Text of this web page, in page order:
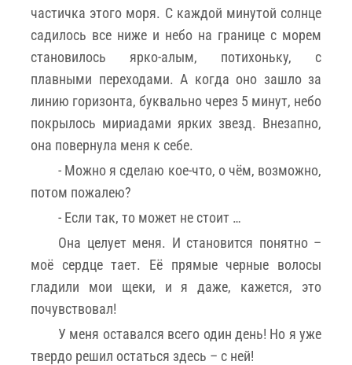
частичка этого моря. С каждой минутой солнце
садилось все ниже и небо на границе с морем
становилось ярко-алым, потихоньку, с
плавными переходами. А когда оно зашло за
линию горизонта, буквально через 5 минут, небо
покрылось мириадами ярких звезд. Внезапно,
она повернула меня к себе.
- Можно я сделаю кое-что, о чём, возможно,
потом пожалею?
- Если так, то может не стоит …
Она целует меня. И становится понятно –
моё сердце тает. Её прямые черные волосы
гладили мои щеки, и я даже, кажется, это
почувствовал!
У меня оставался всего один день! Но я уже
твердо решил остаться здесь – с ней!